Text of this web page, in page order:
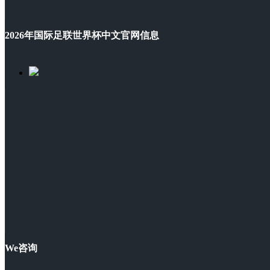
2026年国际足联世界杯中文官网信息
We咨询